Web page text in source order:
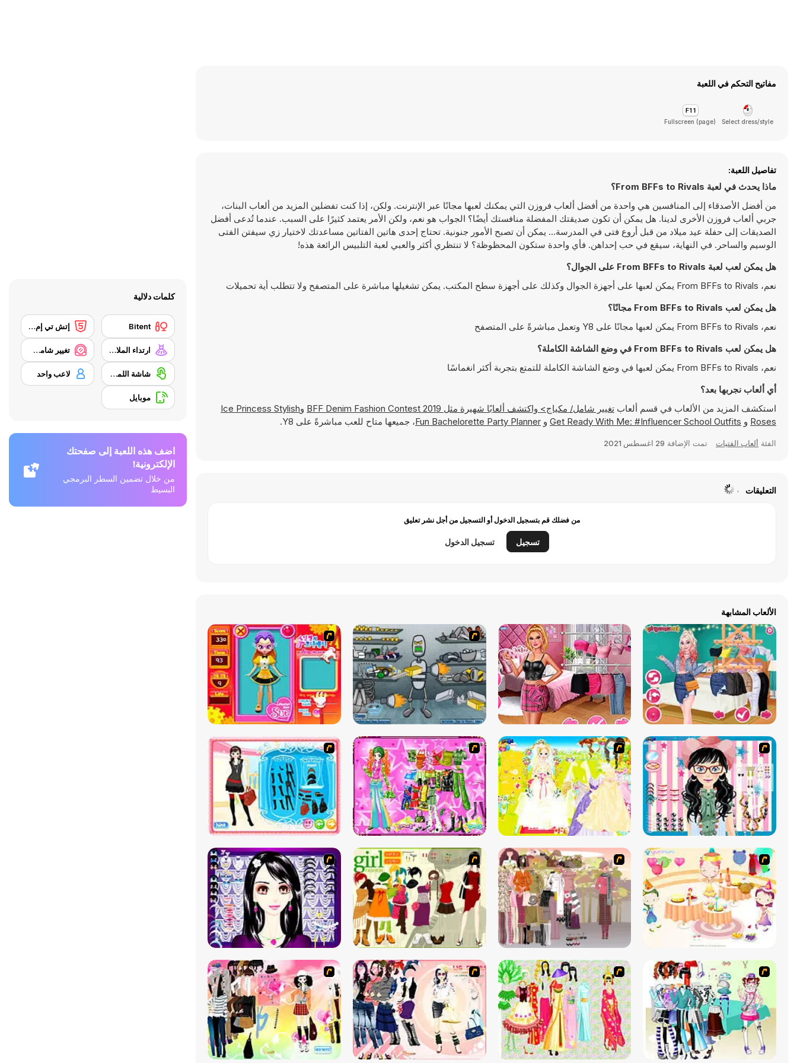
مفاتيح التحكم في اللعبة
Select dress/style
Fullscreen (page)
تفاصيل اللعبة:
ماذا يحدث في لعبة From BFFs to Rivals؟
من أفضل الأصدقاء إلى المنافسين هي واحدة من أفضل ألعاب فروزن التي يمكنك لعبها مجانًا عبر الإنترنت. ولكن، إذا كنت تفضلين المزيد من ألعاب البنات،
جربي ألعاب فروزن الأخرى لدينا. هل يمكن أن تكون صديقتك المفضلة منافستك أيضًا؟ الجواب هو نعم، ولكن الأمر يعتمد كثيرًا على السبب. عندما تُدعى أفضل
الصديقات إلى حفلة عيد ميلاد من قبل أروع فتى في المدرسة... يمكن أن تصبح الأمور جنونية. تحتاج إحدى هاتين الفتاتين مساعدتك لاختيار زي سيفتن الفتى
الوسيم والساحر. في النهاية، سيقع في حب إحداهن. فأي واحدة ستكون المحظوظة؟ لا تنتظري أكثر والعبي لعبة التلبيس الرائعة هذه!
هل يمكن لعب لعبة From BFFs to Rivals على الجوال؟
نعم، From BFFs to Rivals يمكن لعبها على أجهزة الجوال وكذلك على أجهزة سطح المكتب. يمكن تشغيلها مباشرة على المتصفح ولا تتطلب أية تحميلات
هل يمكن لعب From BFFs to Rivals مجانًا؟
نعم، From BFFs to Rivals يمكن لعبها مجانًا على Y8 وتعمل مباشرةً على المتصفح
هل يمكن لعب From BFFs to Rivals في وضع الشاشة الكاملة؟
نعم، From BFFs to Rivals يمكن لعبها في وضع الشاشة الكاملة للتمتع بتجربة أكثر انغماسًا
أي ألعاب نجربها بعد؟
استكشف المزيد من الألعاب في قسم ألعاب تغيير شامل/ مكياج> واكتشف ألعابًا شهيرة مثل BFF Denim Fashion Contest 2019 وIce Princess Stylish
Roses و Get Ready With Me: #Influencer School Outfits و Fun Bachelorette Party Planner، جميعها متاح للعب مباشرةً على Y8.
الفئة ألعاب الفتيات تمت الإضافة 29 اغسطس 2021
التعليقات
من فضلك قم بتسجيل الدخول أو التسجيل من أجل نشر تعليق
تسجيل تسجيل الدخول
الألعاب المشابهة
كلمات دلالية
Bitent إتش تي إم إل 5
ارتداء الملابس تغيير شامل/ مكياج
شاشة اللمس لاعب واحد
موبايل
اضف هذه اللعبة إلى صفحتك
الإلكترونية!
من خلال تضمين السطر البرمجي
البسيط